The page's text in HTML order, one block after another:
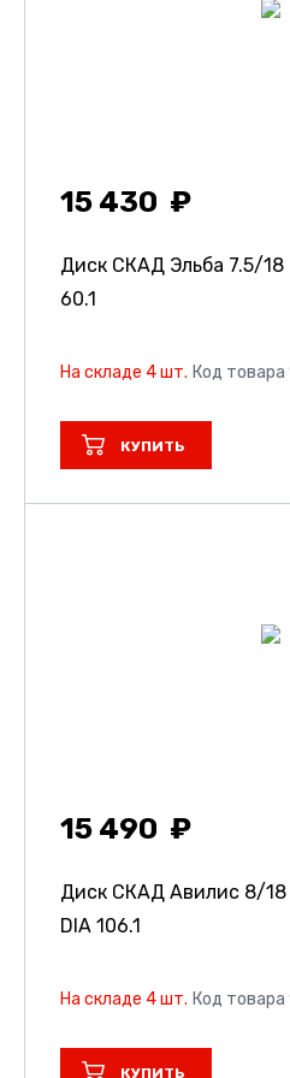
15 430
Диск СКАД Эльба 7.5/18
60.1
На складе 4 шт. Код
КУПИТЬ
15 490
Диск СКАД Авилис 8/18
DIA 106.1
На складе 4 шт. Код
КУПИТЬ